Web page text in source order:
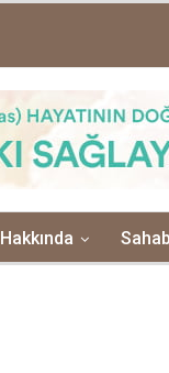
Hakkında